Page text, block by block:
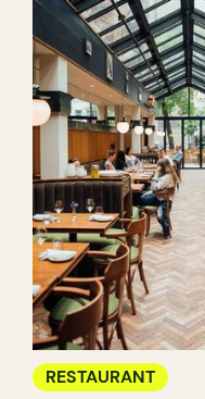
RESTAURANT